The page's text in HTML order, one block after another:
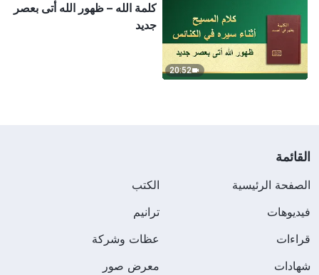
20:52
كلمة الله – ظهور الله أتى بعصر
جديد
القائمة
الصفحة الرئيسية
الكتب
فيديوهات
ترانيم
قراءات
عظات وشركة
شهادات
معرض صور